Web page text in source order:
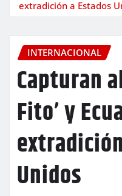
extradición a Estados
INTERNACIONAL
Capturan
Fito’ y
Unidos